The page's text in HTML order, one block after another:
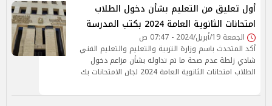
أول تعليق من التعليم بشأن دخول الطلاب
امتحانات الثانوية العامة 2024 بكتب المدرسة
الجمعة 19/أبريل/2024 - 07:47 ص
أكد المتحدث باسم وزارة التربية والتعليم والتعليم الفني
شادي زلطة عدم صحة ما تم تداوله بشأن مزاعم دخول
الطلاب امتحانات الثانوية العامة 2024 لجان الامتحانات بك